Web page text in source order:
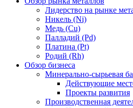
Лидерство на рынке
Никель (Ni)
Медь (Cu)
Палладий (Pd)
Платина (Pt)
Родий (Rh)
Обзор бизнеса
Минерально-сырьевая
Действующие
Проекты развития
Производственная